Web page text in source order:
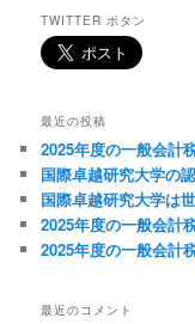
TWITTER ボタン
最近の投稿
2025年度の一般会計
国際卓越研究大学の
国際卓越研究大学は
2025年度の一般会計
2025年度の一般会計
最近のコメント